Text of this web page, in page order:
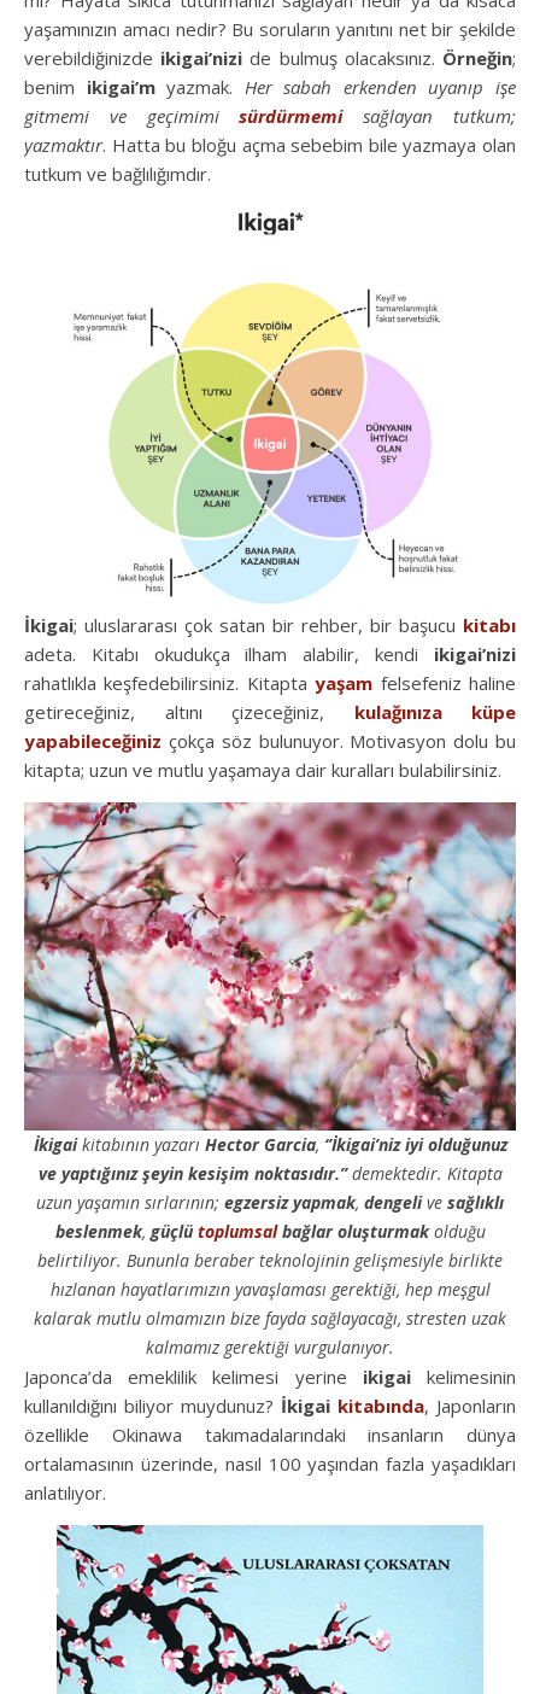
yaşamınızın amacı nedir? Bu soruların yanıtını net bir şekilde
verebildiğinizde ikigai’nizi de bulmuş olacaksınız. Örneğin;
benim ikigai’myazmak. Her sabah erkenden uyanıp işe
gitmemi ve geçimimisürdürmemisağlayan tutkum;
yazmaktır. Hatta bu bloğu açma sebebim bile yazmaya olan
tutkum ve bağlılığımdır.
İkigai; uluslararası çok satan bir rehber, bir başucu kitabı
adeta. Kitabı okudukça ilham alabilir, kendi ikigai’nizi
rahatlıkla keşfedebilirsiniz. Kitaptayaşam felsefeniz haline
getireceğiniz, altını çizeceğiniz, kulağınıza küpe
yapabileceğiniz çokça söz bulunuyor. Motivasyon dolu bu
kitapta; uzun ve mutlu yaşamaya dair kuralları bulabilirsiniz.
İkigaikitabının yazarı Hector Garcia, ‘’İkigai’niz iyi olduğunuz
ve yaptığınız şeyin kesişim noktasıdır.’’demektedir. Kitapta
uzun yaşamın sırlarının; egzersiz yapmak, dengelive sağlıklı
beslenmek,güçlü toplumsalbağlar oluşturmakolduğu
belirtiliyor. Bununla beraber teknolojinin gelişmesiyle birlikte
hızlanan hayatlarımızın yavaşlaması gerektiği, hep meşgul
kalarak mutlu olmamızın bize fayda sağlayacağı, stresten uzak
kalmamız gerektiği vurgulanıyor.
Japonca’da emeklilik kelimesi yerine ikigaikelimesinin
kullanıldığını biliyor muydunuz? İkigai kitabında, Japonların
özellikle Okinawa takımadalarındaki insanların dünya
ortalamasının üzerinde, nasıl 100 yaşından fazla yaşadıkları
anlatılıyor.